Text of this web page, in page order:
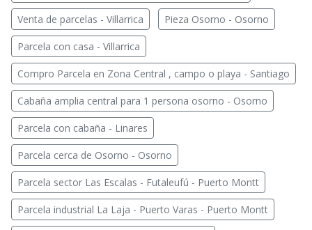
Venta de parcelas - Villarrica Pieza Osorno - Osorno
Parcela con casa - Villarrica
Compro Parcela en Zona Central , campo o playa - Santiago
Cabaña amplia central para 1 persona osorno - Osorno
Parcela con cabaña - Linares
Parcela cerca de Osorno - Osorno
Parcela sector Las Escalas - Futaleufú - Puerto Montt
Parcela industrial La Laja - Puerto Varas - Puerto Montt